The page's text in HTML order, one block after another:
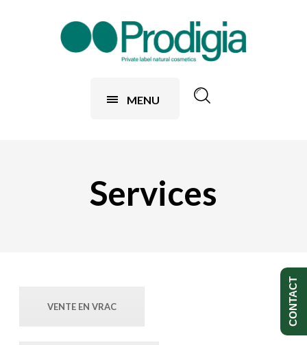
MENU
Services
VENTE EN VRAC CONTACT